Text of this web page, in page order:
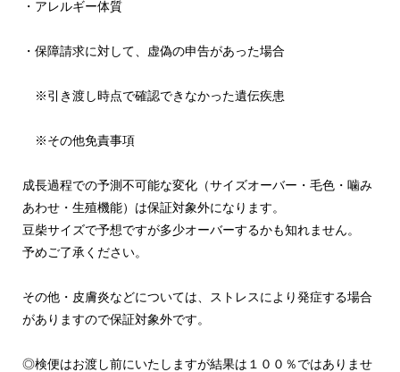
・アレルギー体質
・保障請求に対して、虚偽の申告があった場合
※引き渡し時点で確認できなかった遺伝疾患
※その他免責事項
成長過程での予測不可能な変化（サイズオーバー・毛色・噛み
あわせ・生殖機能）は保証対象外になります。
豆柴サイズで予想ですが多少オーバーするかも知れません。
予めご了承ください。
その他・皮膚炎などについては、ストレスにより発症する場合
がありますので保証対象外です。
◎検便はお渡し前にいたしますが結果は１００％ではありませ